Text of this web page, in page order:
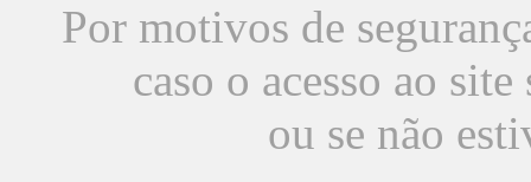
Por motivos de
caso o acesso ao
ou se não